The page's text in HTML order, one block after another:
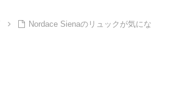
Nordace Sienaのリュックが気にな